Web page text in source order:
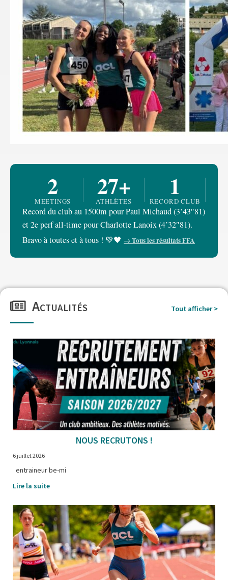
2
MEETINGS 27+
ATHLÈTES 1
RECORD CLUB
Record du club au 1500m pour Paul Michaud (3’43″81)
et 2e perf all-time pour Charlotte Lanoix (4’32″81).
Bravo à toutes et à tous ! 💚🖤 → Tous les résultats FFA
Actualités Tout afficher >
NOUS RECRUTONS !
6 juillet 2026
entraineur be-mi
Lire la suite